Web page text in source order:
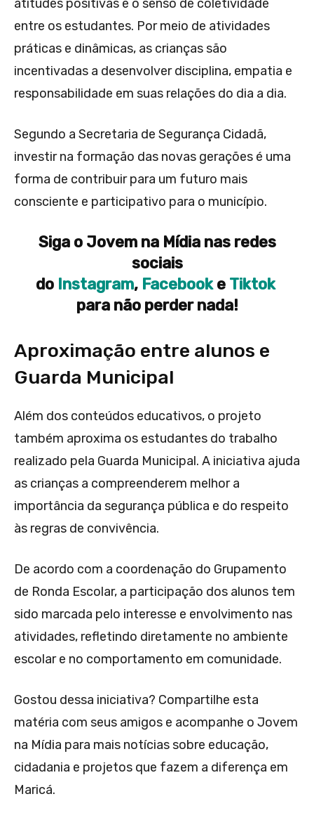
atitudes positivas e o senso de coletividade
entre os estudantes. Por meio de atividades
práticas e dinâmicas, as crianças são
incentivadas a desenvolver disciplina, empatia e
responsabilidade em suas relações do dia a dia.
Segundo a Secretaria de Segurança Cidadã,
investir na formação das novas gerações é uma
forma de contribuir para um futuro mais
consciente e participativo para o município.
Siga o Jovem na Mídia nas redes
sociais
do Instagram, Facebooke Tiktok
para não perder nada!
Aproximação entre alunos e
Guarda Municipal
Além dos conteúdos educativos, o projeto
também aproxima os estudantes do trabalho
realizado pela Guarda Municipal. A iniciativa ajuda
as crianças a compreenderem melhor a
importância da segurança pública e do respeito
às regras de convivência.
De acordo com a coordenação do Grupamento
de Ronda Escolar, a participação dos alunos tem
sido marcada pelo interesse e envolvimento nas
atividades, refletindo diretamente no ambiente
escolar e no comportamento em comunidade.
Gostou dessa iniciativa? Compartilhe esta
matéria com seus amigos e acompanhe o Jovem
na Mídia para mais notícias sobre educação,
cidadania e projetos que fazem a diferença em
Maricá.